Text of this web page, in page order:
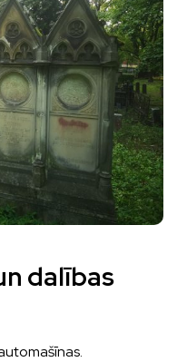
dalības